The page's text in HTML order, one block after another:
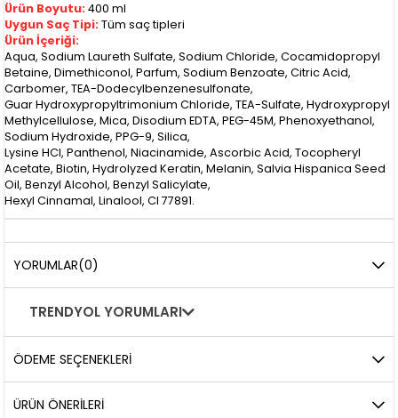
Ürün Boyutu:400 ml
Uygun Saç Tipi: Tüm saç tipleri
Ürün İçeriği:
Aqua, Sodium Laureth Sulfate, Sodium Chloride, Cocamidopropyl
Betaine, Dimethiconol, Parfum, Sodium Benzoate, Citric Acid,
Carbomer, TEA-Dodecylbenzenesulfonate,
Guar Hydroxypropyltrimonium Chloride, TEA-Sulfate, Hydroxypropyl
Methylcellulose, Mica, Disodium EDTA, PEG-45M, Phenoxyethanol,
Sodium Hydroxide, PPG-9, Silica,
Lysine HCl, Panthenol, Niacinamide, Ascorbic Acid, Tocopheryl
Acetate, Biotin, Hydrolyzed Keratin, Melanin, Salvia Hispanica Seed
Oil, Benzyl Alcohol, Benzyl Salicylate,
Hexyl Cinnamal, Linalool, CI 77891.
YORUMLAR(0)
TRENDYOL YORUMLARI
ÖDEME SEÇENEKLERI
ÜRÜN ÖNERILERI